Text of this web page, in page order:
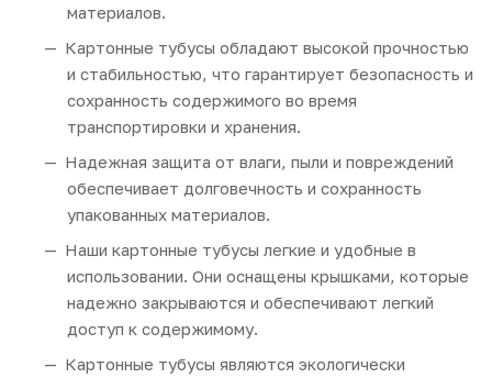
материалов.
Картонные тубусы обладают высокой прочностью
и стабильностью, что гарантирует безопасность и
сохранность содержимого во время
транспортировки и хранения.
Надежная защита от влаги, пыли и повреждений
обеспечивает долговечность и сохранность
упакованных материалов.
Наши картонные тубусы легкие и удобные в
использовании. Они оснащены крышками, которые
надежно закрываются и обеспечивают легкий
доступ к содержимому.
Картонные тубусы являются экологически